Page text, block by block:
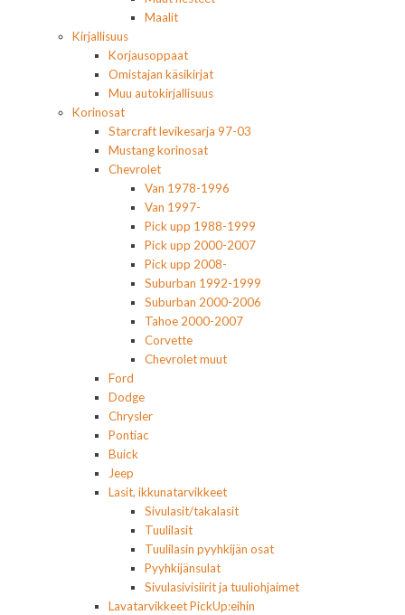
Maalit
Kirjallisuus
Korjausoppaat
Omistajan käsikirjat
Muu autokirjallisuus
Korinosat
Starcraft levikesarja 97-03
Mustang korinosat
Chevrolet
Van 1978-1996
Van 1997-
Pick upp 1988-1999
Pick upp 2000-2007
Pick upp 2008-
Suburban 1992-1999
Suburban 2000-2006
Tahoe 2000-2007
Corvette
Chevrolet muut
Ford
Dodge
Chrysler
Pontiac
Buick
Jeep
Lasit, ikkunatarvikkeet
Sivulasit/takalasit
Tuulilasit
Tuulilasin pyyhkijän osat
Pyyhkijänsulat
Sivulasivisiirit ja tuuliohjaimet
Lavatarvikkeet PickUp:eihin